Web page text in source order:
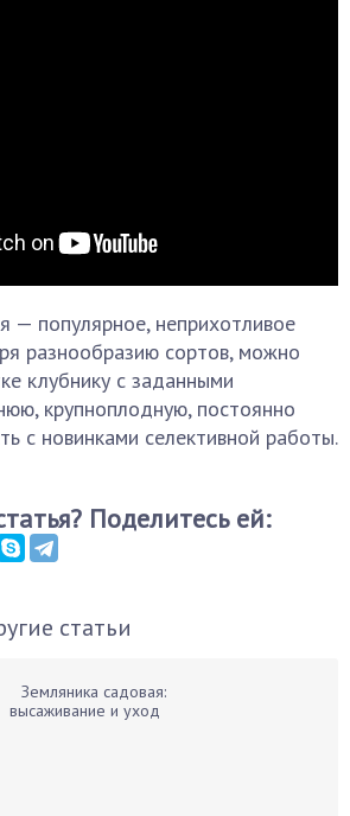
— популярное, неприхотливое
разнообразию сортов, можно
клубнику с заданными
крупноплодную, постоянно
с новинками селективной работы.
Поделитесь ей:
статьи